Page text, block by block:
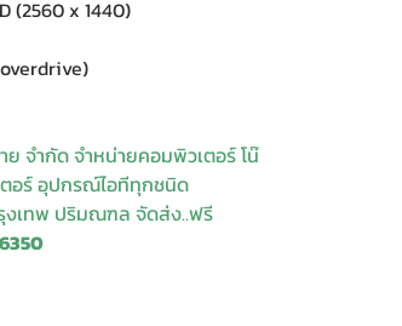
x 1440)
จำกัด จำหน่ายคอมพิวเตอร์ โน๊
ตอร์ อุปกรณ์ไอทีทุกชนิด
งเทพ ปริมณฑล จัดส่ง..ฟรี